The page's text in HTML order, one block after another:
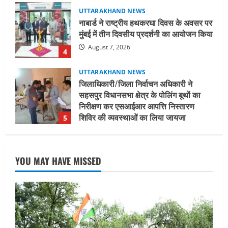
4
UTTARAKHAND NEWS
नाबार्ड ने राष्ट्रीय हथकरघा दिवस के अवसर पर
मुंबई में तीन दिवसीय प्रदर्शनी का आयोजन किया
August 7, 2026
5
UTTARAKHAND NEWS
जिलाधिकारी/जिला निर्वाचन अधिकारी ने
सहसपुर विधानसभा क्षेत्र के पोलिंग बूथों का
निरीक्षण कर एसआईआर आपत्ति निस्तारण
शिविर की व्यवस्थाओं का लिया जायजा
1
मुख्यमंत्री ने हर घर तिरंगा यात्रा कार्यक्रम में
किया प्रतिभाग
UTTARAKHAND NEWS
15 अगस्त तक ई-केवाईसी नहीं कराई तो गैस
YOU MAY HAVE MISSED